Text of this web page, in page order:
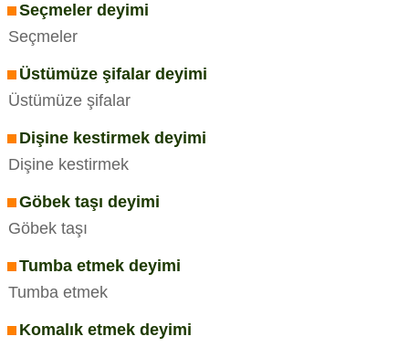
Seçmeler deyimi
Seçmeler
Üstümüze şifalar deyimi
Üstümüze şifalar
Dişine kestirmek deyimi
Dişine kestirmek
Göbek taşı deyimi
Göbek taşı
Tumba etmek deyimi
Tumba etmek
Komalık etmek deyimi